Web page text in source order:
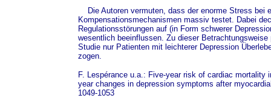
Die Autoren vermuten, dass der enorme Stress bei
Kompensationsmechanismen massiv testet. Dabei
Regulationsstörungen auf (in Form schwerer
wesentlich beeinflussen. Zu dieser
Studie nur Patienten mit leichterer Depression
zogen.
F. Lespérance u.a.: Five-year risk of cardiac mortality
year changes in depression symptoms after
1049-1053